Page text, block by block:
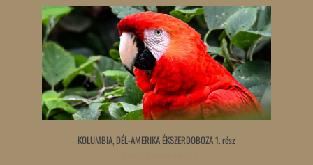
KOLUMBIA, DÉL-AMERIKA ÉKSZERDOBOZA 1. rész